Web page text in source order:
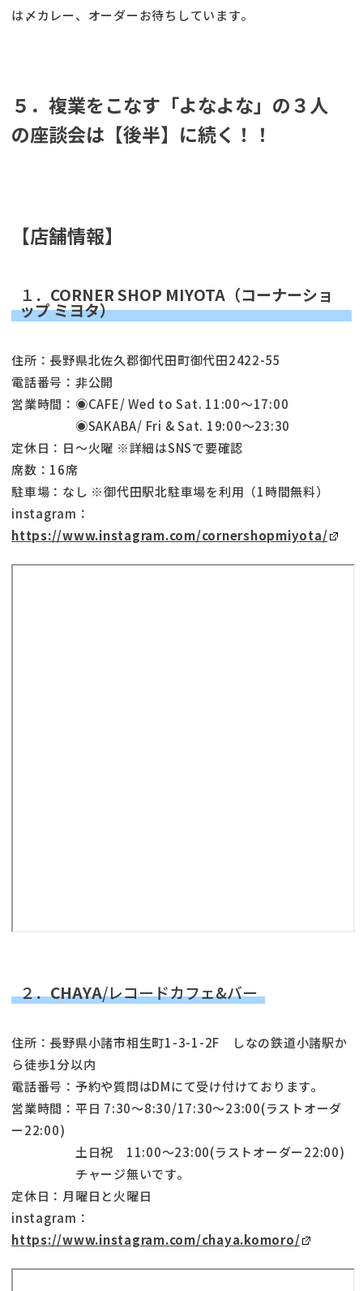
は〆カレー、オーダーお待ちしています。
５．複業をこなす「よなよな」の３人
の座談会は【後半】に続く！！
【店舗情報】
１． CORNER SHOP MIYOTA（コーナーショ
ップ ミヨタ）
住所：長野県北佐久郡御代田町御代田2422-55
電話番号：非公開
営業時間：◉CAFE/ Wed to Sat. 11:00〜17:00
◉SAKABA/ Fri & Sat. 19:00〜23:30
定休日：日～火曜 ※詳細はSNSで要確認
席数：16席
駐車場：なし ※御代田駅北駐車場を利用（1時間無料）
instagram：
https://www.instagram.com/cornershopmiyota/
２．CHAYA/レコードカフェ&バー
住所：長野県小諸市相生町1-3-1-2F しなの鉄道小諸駅か
ら徒歩1分以内
電話番号：予約や質問はDMにて受け付けております。
営業時間：平日 7:30〜8:30/17:30〜23:00(ラストオーダ
ー22:00)
土日祝 11:00〜23:00(ラストオーダー22:00)
チャージ無いです。
定休日：月曜日と火曜日
instagram：
https://www.instagram.com/chaya.komoro/